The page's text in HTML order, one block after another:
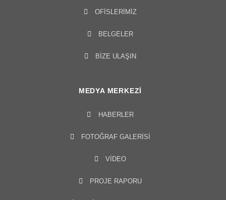
OFISLERIMIZ
BELGELER
BİZE ULAŞIN
MEDYA MERKEZI
HABERLER
FOTOĞRAF GALERISI
VIDEO
PROJE RAPORU